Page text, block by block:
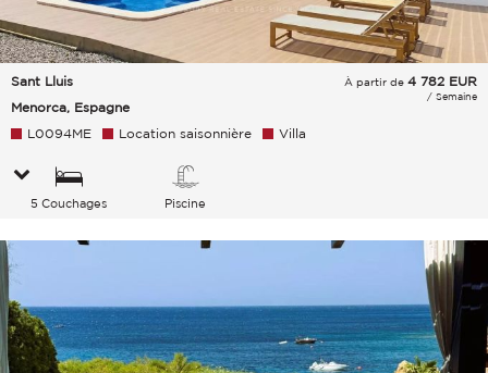
Sant Lluis
Menorca, Espagne
À partir de 4 782 EUR
/ Semaine
L0094ME Location saisonnière Villa
5 Couchages Piscine